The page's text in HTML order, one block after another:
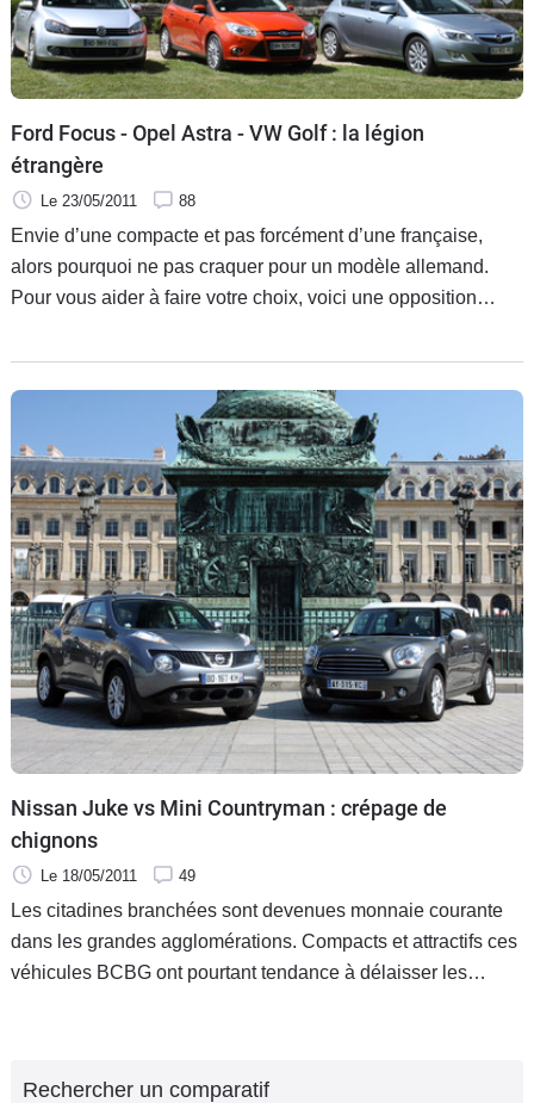
Ford Focus - Opel Astra - VW Golf : la légion
étrangère
Le 23/05/2011 88
Envie d’une compacte et pas forcément d’une française,
alors pourquoi ne pas craquer pour un modèle allemand.
Pour vous aider à faire votre choix, voici une opposition
moment.
Nissan Juke vs Mini Countryman : crépage de
chignons
Le 18/05/2011 49
Les citadines branchées sont devenues monnaie courante
dans les grandes agglomérations. Compacts et attractifs ces
véhicules BCBG ont pourtant tendance à délaisser les
Rechercher un comparatif